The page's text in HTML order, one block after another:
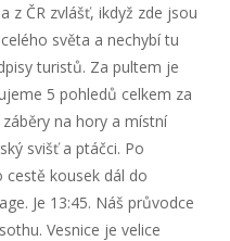
z ČR zvlášť, ikdyž zde jsou
světa a nechybí tu
turistů. Za pultem je
5 pohledů celkem za
na hory a místní
svišť a ptáčci. Po
kousek dál do
Je 13:45. Náš průvodce
Vesnice je velice